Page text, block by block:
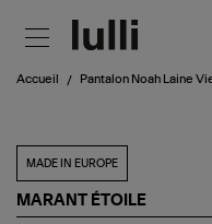
Accueil Pantalon Noah Laine
MADE IN EUROPE
MARANT ÉTOILE